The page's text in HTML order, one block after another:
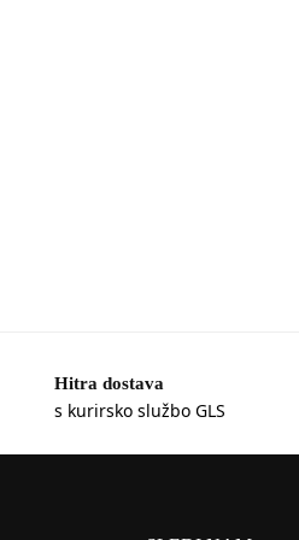
Hitra dostava
s kurirsko službo GLS